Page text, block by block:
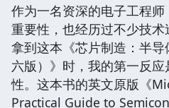
作为一名资深的电子工程
重要性，也经历过不少技
拿到这本《芯片制造：半
六版）》时，我的第一反
性。这本书的英文原版《
Practical Guide to